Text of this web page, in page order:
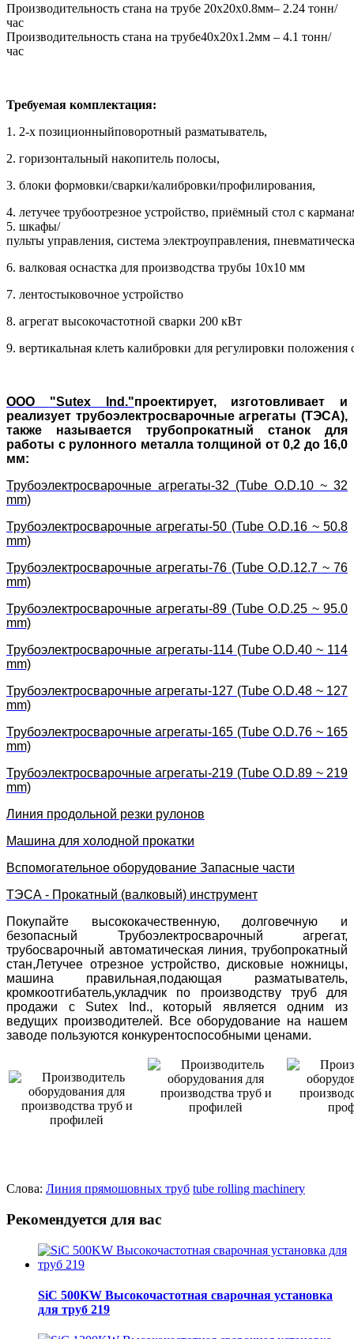
Производительность стана на трубе 20х20х0.8мм– 2.24 тонн/
час
Производительность стана на трубе40х20х1.2мм – 4.1 тонн/
час
Требуемая комплектация:
1. 2-х позиционныйповоротный разматыватель,
2. горизонтальный накопитель полосы,
3. блоки формовки/сварки/калибровки/профилирования,
4. летучее трубоотрезное устройство, приёмный стол с
5. шкафы/
пульты управления, система электроуправления,
6. валковая оснастка для производства трубы 10х10 мм
7. лентостыковочное устройство
8. агрегат высокочастотной сварки 200 кВт
9. вертикальная клеть калибровки для регулировки положения
ООО "Sutex Ind."проектирует, изготовливает и
реализует трубоэлектросварочные агрегаты (ТЭСА),
также называется трубопрокатный станок для
работы с рулонного металла толщиной от 0,2 до 16,0
мм:
Трубоэлектросварочные агрегаты-32 (Tube O.D.10 ~ 32
mm)
Трубоэлектросварочные агрегаты-50 (Tube O.D.16 ~ 50.8
mm)
Трубоэлектросварочные агрегаты-76 (Tube O.D.12.7 ~ 76
mm)
Трубоэлектросварочные агрегаты-89 (Tube O.D.25 ~ 95.0
mm)
Трубоэлектросварочные агрегаты-114 (Tube O.D.40 ~ 114
mm)
Трубоэлектросварочные агрегаты-127 (Tube O.D.48 ~ 127
mm)
Трубоэлектросварочные агрегаты-165 (Tube O.D.76 ~ 165
mm)
Трубоэлектросварочные агрегаты-219 (Tube O.D.89 ~ 219
mm)
Линия продольной резки рулонов
Машина для холодной прокатки
Вспомогательное оборудование Запасные части
ТЭСА - Прокатный (валковый) инструмент
Покупайте высококачественную, долговечную и
безопасный Трубоэлектросварочный агрегат,
трубосварочный автоматическая линия, трубопрокатный
стан,Летучее отрезное устройство, дисковые ножницы,
машина правильная,подающая разматыватель,
кромкоотгибатель,укладчик по производству труб для
продажи с Sutex Ind., который является одним из
ведущих производителей. Все оборудование на нашем
заводе пользуются конкурентоспособными ценами.
Слова: Линия прямошовных труб tube rolling machinery
Рекомендуется для вас
SiC 500KW Высокочастотная сварочная установка
для труб 219